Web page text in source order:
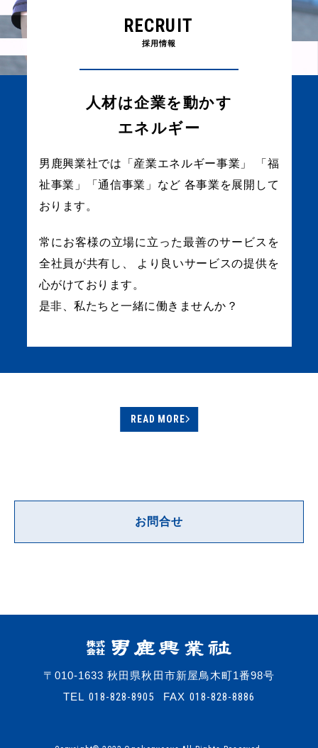
RECRUIT
採用情報
人材は企業を動かす
エネルギー
男鹿興業社では「産業エネルギー事業」
「福
祉事業」「通信事業」など 各事業を展開して
おります。
常にお客様の立場に立った最善のサービスを
全社員が共有し、
より良いサービスの提供を
心がけております。
是非、私たちと一緒に働きませんか？
READ MORE
お問合せ
〒010-1633 秋田県秋田市新屋鳥木町1番98号
TEL 018-828-8905 FAX 018-828-8886